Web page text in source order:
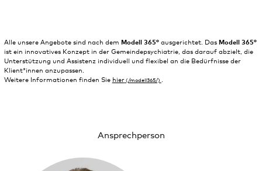
Alle unsere Angebote sind nach dem Modell 365°ausgerichtet. DasModell 365°
ist ein innovatives Konzept in der Gemeindepsychiatrie, das darauf abzielt, die
Unterstützung und Assistenz individuell und flexibel an die Bedürfnisse der
Klient*innen anzupassen.
Weitere Informationen finden Sie hier .
Ansprechperson